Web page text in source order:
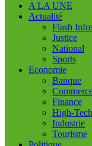
A LA UNE
Actualité
Flash
Justice
National
Sports
Economie
Banque
Finance
High-Tech
Industrie
Tourisme